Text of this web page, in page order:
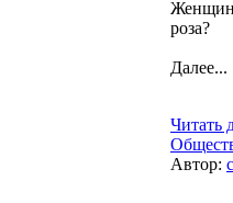
Женщин
роза?
Далее...
Читать
Автор: